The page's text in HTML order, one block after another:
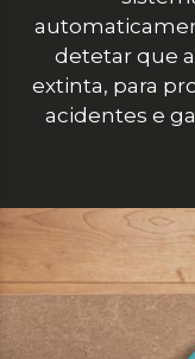
detetar que
extinta, para
acidentes e